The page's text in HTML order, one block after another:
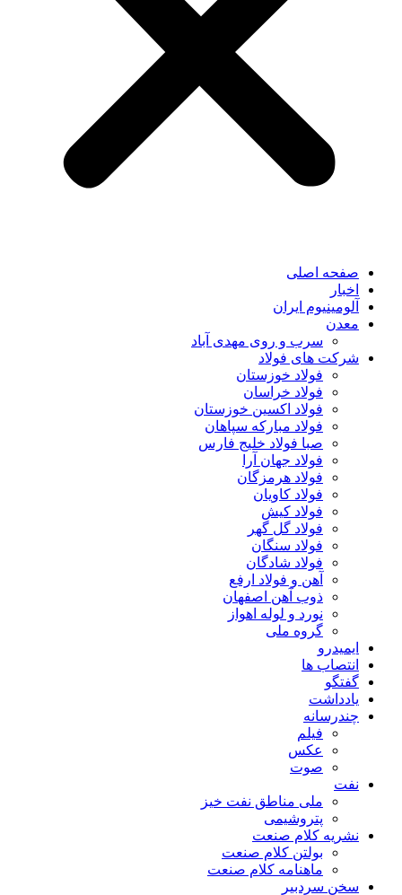
صفحه اصلی
اخبار
آلومینیوم ایران
معدن
سرب و روی مهدی آباد
شرکت های فولاد
فولاد خوزستان
فولاد خراسان
فولاد اکسین خوزستان
فولاد مبارکه سپاهان
صبا فولاد خلیج فارس
فولاد جهان آرا
فولاد هرمزگان
فولاد کاویان
فولاد کیش
فولاد گل گهر
فولاد سنگان
فولاد شادگان
آهن و فولاد ارفع
ذوب آهن اصفهان
نورد و لوله اهواز
گروه ملی
ایمیدرو
انتصاب ها
گفتگو
یادداشت
چندرسانه
فیلم
عکس
صوت
نفت
ملی مناطق نفت خیز
پتروشیمی
نشریه کلام صنعت
بولتن کلام صنعت
ماهنامه کلام صنعت
سخن سردبیر